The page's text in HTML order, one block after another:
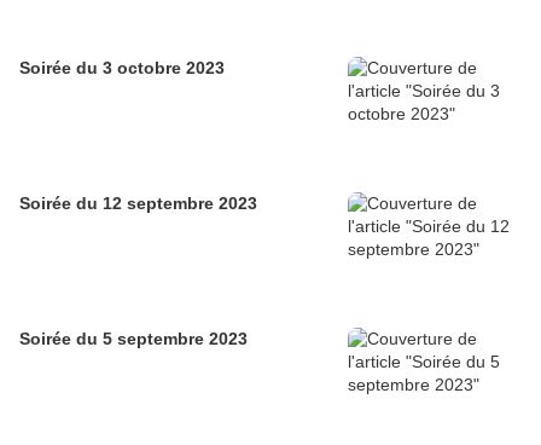
Soirée du 3 octobre 2023
Soirée du 12 septembre 2023
Soirée du 5 septembre 2023